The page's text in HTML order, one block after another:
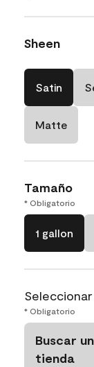
Sheen
Satin
Matte
Tamaño
* Obligatorio
1 gallon
* Obligatorio
Buscar
tienda